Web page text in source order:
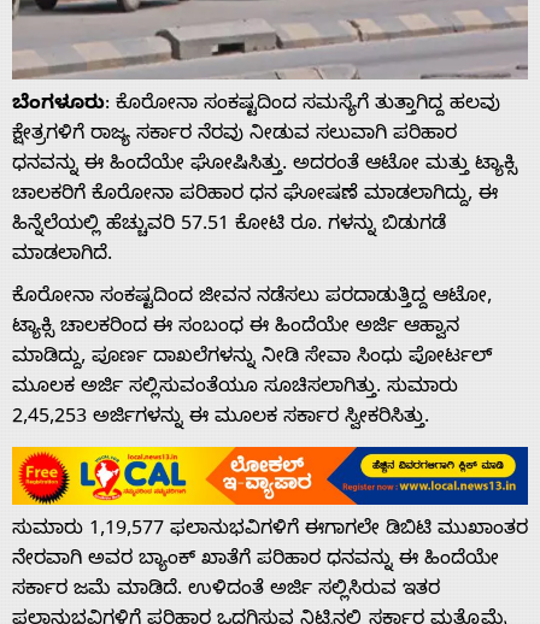
Home
About
Us
ಬೆಂಗಳೂರು: ಕೊರೋನಾ ಸಂಕಷ್ಟದಿಂದ ಸಮಸ್ಯೆಗೆ ತುತ್ತಾಗಿದ್ದ ಹಲವು
ಕ್ಷೇತ್ರಗಳಿಗೆ ರಾಜ್ಯ ಸರ್ಕಾರ ನೆರವು ನೀಡುವ ಸಲುವಾಗಿ ಪರಿಹಾರ
ಧನವನ್ನು ಈ ಹಿಂದೆಯೇ ಘೋಷಿಸಿತ್ತು. ಅದರಂತೆ ಆಟೋ ಮತ್ತು ಟ್ಯಾಕ್ಸಿ
ಚಾಲಕರಿಗೆ ಕೊರೋನಾ ಪರಿಹಾರ ಧನ ಘೋಷಣೆ ಮಾಡಲಾಗಿದ್ದು, ಈ
ಹಿನ್ನೆಲೆಯಲ್ಲಿ ಹೆಚ್ಚುವರಿ 57.51 ಕೋಟಿ ರೂ. ಗಳನ್ನು ಬಿಡುಗಡೆ
ಮಾಡಲಾಗಿದೆ.
ಕೊರೋನಾ ಸಂಕಷ್ಟದಿಂದ ಜೀವನ ನಡೆಸಲು ಪರದಾಡುತ್ತಿದ್ದ ಆಟೋ,
ಟ್ಯಾಕ್ಸಿ ಚಾಲಕರಿಂದ ಈ ಸಂಬಂಧ ಈ ಹಿಂದೆಯೇ ಅರ್ಜಿ ಆಹ್ವಾನ
ಮಾಡಿದ್ದು, ಪೂರ್ಣ ದಾಖಲೆಗಳನ್ನು ನೀಡಿ ಸೇವಾ ಸಿಂಧು ಪೋರ್ಟಲ್
ಮೂಲಕ ಅರ್ಜಿ ಸಲ್ಲಿಸುವಂತೆಯೂ ಸೂಚಿಸಲಾಗಿತ್ತು. ಸುಮಾರು
2,45,253 ಅರ್ಜಿಗಳನ್ನು ಈ ಮೂಲಕ ಸರ್ಕಾರ ಸ್ವೀಕರಿಸಿತ್ತು.
ಸುಮಾರು 1,19,577 ಫಲಾನುಭವಿಗಳಿಗೆ ಈಗಾಗಲೇ ಡಿಬಿಟಿ ಮುಖಾಂತರ
ನೇರವಾಗಿ ಅವರ ಬ್ಯಾಂಕ್ ಖಾತೆಗೆ ಪರಿಹಾರ ಧನವನ್ನು ಈ ಹಿಂದೆಯೇ
ಸರ್ಕಾರ ಜಮೆ ಮಾಡಿದೆ. ಉಳಿದಂತೆ ಅರ್ಜಿ ಸಲ್ಲಿಸಿರುವ ಇತರ